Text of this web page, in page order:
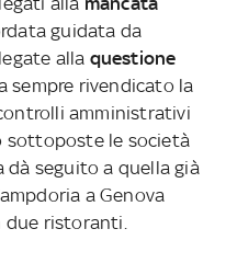
guidata da
alla questione
sempre rivendicato la
amministrativi
sottoposte le società
dà seguito a quella già
a Genova
ristoranti.